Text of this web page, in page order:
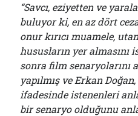
“Savcı, eziyetten ve
buluyor ki, en az dört
onur kırıcı muamele,
hususların yer almasını
sonra film senaryolarını
yapılmış ve Erkan
ifadesinde istenenleri
bir senaryo olduğunu